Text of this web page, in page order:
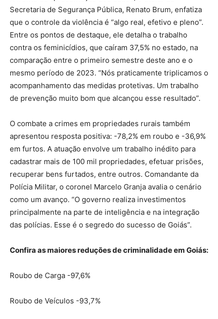
Secretaria de Segurança Pública, Renato Brum, enfatiza
que o controle da violência é “algo real, efetivo e pleno”.
Entre os pontos de destaque, ele detalha o trabalho
contra os feminicídios, que caíram 37,5% no estado, na
comparação entre o primeiro semestre deste ano e o
mesmo período de 2023. “Nós praticamente triplicamos o
acompanhamento das medidas protetivas. Um trabalho
de prevenção muito bom que alcançou esse resultado”.
O combate a crimes em propriedades rurais também
apresentou resposta positiva: -78,2% em roubo e -36,9%
em furtos. A atuação envolve um trabalho inédito para
cadastrar mais de 100 mil propriedades, efetuar prisões,
recuperar bens furtados, entre outros. Comandante da
Polícia Militar, o coronel Marcelo Granja avalia o cenário
como um avanço. “O governo realiza investimentos
principalmente na parte de inteligência e na integração
das polícias. Esse é o segredo do sucesso de Goiás”.
Confira as maiores reduções de criminalidade em Goiás:
Roubo de Carga -97,6%
Roubo de Veículos -93,7%